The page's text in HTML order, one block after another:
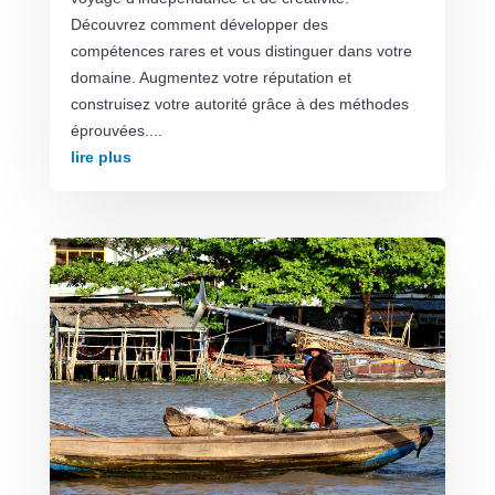
Découvrez comment développer des
compétences rares et vous distinguer dans votre
domaine. Augmentez votre réputation et
construisez votre autorité grâce à des méthodes
éprouvées....
lire plus